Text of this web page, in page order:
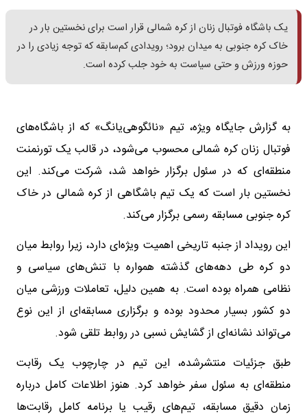
یک باشگاه فوتبال زنان از کره شمالی قرار است برای نخستین بار در
خاک کره جنوبی به میدان برود؛ رویدادی کم‌سابقه که توجه زیادی را در
حوزه ورزش و حتی سیاست به خود جلب کرده است.
به گزارش جایگاه ویژه، تیم «نائگو‌هی‌یانگ» که از باشگاه‌های
فوتبال زنان کره شمالی محسوب می‌شود، در قالب یک تورنمنت
منطقه‌ای که در سئول برگزار خواهد شد، شرکت می‌کند. این
نخستین بار است که یک تیم باشگاهی از کره شمالی در خاک
کره جنوبی مسابقه رسمی برگزار می‌کند.
این رویداد از جنبه تاریخی اهمیت ویژه‌ای دارد، زیرا روابط میان
دو کره طی دهه‌های گذشته همواره با تنش‌های سیاسی و
نظامی همراه بوده است. به همین دلیل، تعاملات ورزشی میان
دو کشور بسیار محدود بوده و برگزاری مسابقه‌ای از این نوع
می‌تواند نشانه‌ای از گشایش نسبی در روابط تلقی شود.
طبق جزئیات منتشرشده، این تیم در چارچوب یک رقابت
منطقه‌ای به سئول سفر خواهد کرد. هنوز اطلاعات کامل درباره
زمان دقیق مسابقه، تیم‌های رقیب یا برنامه کامل رقابت‌ها